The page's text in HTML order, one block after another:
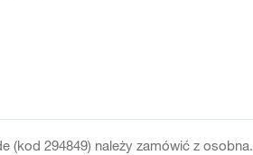
(kod 294849) należy zamówić z osobna.